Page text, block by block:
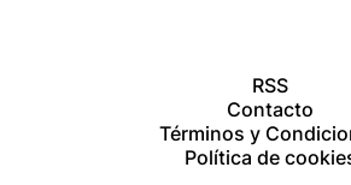
RSS
Contacto
Términos y
Política de